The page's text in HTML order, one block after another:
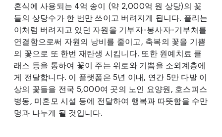
혼식에 사용되는 4억 송이 (약 2,000억 원 상당)의 꽃
들의 상당수가 한 번만 쓰이고 버려지게 됩니다. 플리는
이처럼 버려지고 있던 자원을 기부자-봉사자-기부처를
연결함으로써 자원의 낭비를 줄이고, 축복의 꽃을 기쁨
의 꽃으로 또 한번 재탄생 시킵니다. 또한 원예치료 클
래스 등을 통하여 꽃이 주는 위로와 기쁨을 소외계층에
게 전달합니다. 이 플랫폼은 5년 이내, 연간 5만 다발 이
상의 꽃들을 전국 5,000여 곳의 노인 요양원, 호스피스
병동, 미혼모 시설 등에 전달하여 행복과 따뜻함을 수만
명과 나누게 될 것입니다.